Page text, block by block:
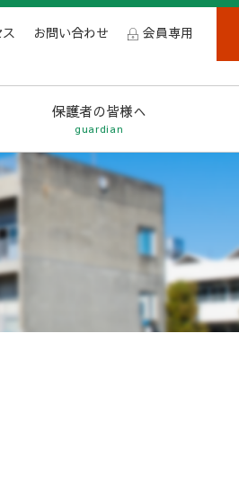
お問い合わせ 会員専用
保護者の皆様へ
guardian